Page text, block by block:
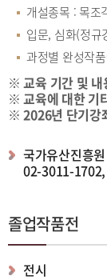
개설종목 : 목조
입문, 심화(정규
과정별 완성작
※ 교육 기간 및 내
※ 교육에 대한 기
※ 2026년 단기강
국가유산진흥
02-3011-
졸업작품전
전시